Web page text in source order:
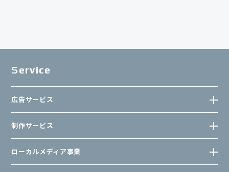
Service
広告サービス
制作サービス
ローカルメディア事業